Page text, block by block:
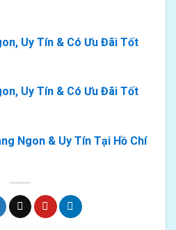
Uy Tín & Có Ưu Đãi Tốt
Uy Tín & Có Ưu Đãi Tốt
Ngon & Uy Tín Tại Hồ Chí